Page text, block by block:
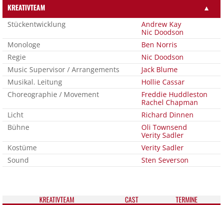
KREATIVTEAM
▲
Stückentwicklung
Andrew Kay
Nic Doodson
Monologe
Ben Norris
Regie
Nic Doodson
Music Supervisor / Arrangements
Jack Blume
Musikal. Leitung
Hollie Cassar
Choreographie / Movement
Freddie Huddleston
Rachel Chapman
Licht
Richard Dinnen
Bühne
Oli Townsend
Verity Sadler
Kostüme
Verity Sadler
Sound
Sten Severson
KREATIV­TEAM CAST
TER­MI­NE